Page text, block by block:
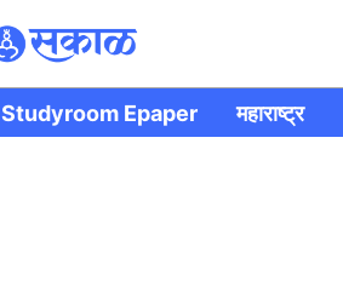
Studyroom Epaper महाराष्ट्र